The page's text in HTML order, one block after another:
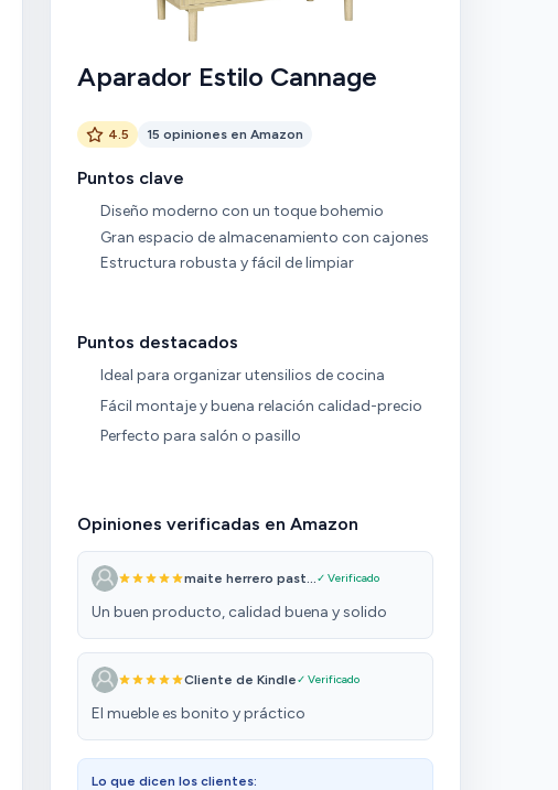
Aparador Estilo Cannage
4.5 15 opiniones en Amazon
Puntos clave
Diseño moderno con un toque bohemio
Gran espacio de almacenamiento con cajones
Estructura robusta y fácil de limpiar
Puntos destacados
Ideal para organizar utensilios de cocina
Fácil montaje y buena relación calidad-precio
Perfecto para salón o pasillo
Opiniones verificadas en Amazon
maite herrero past...✓ Verificado
Un buen producto, calidad buena y solido
Cliente de Kindle✓ Verificado
El mueble es bonito y práctico
Lo que dicen los clientes: